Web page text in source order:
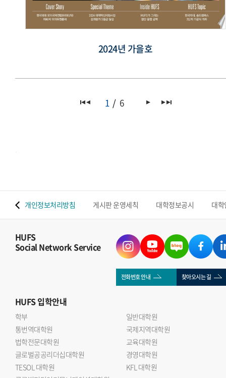
2024년 가을호
1 6
개인정보처리방침 게시판 운영세칙 대학정보공시 대
HUFS
Social Network Service
전화번호 안내 찾아오시는 길
HUFS입학안내
학부
일반대학원
통번역대학원
국제지역대학원
법학전문대학원
교육대학원
글로벌공공리더십대학원
경영대학원
TESOL 대학원
KFL 대학원